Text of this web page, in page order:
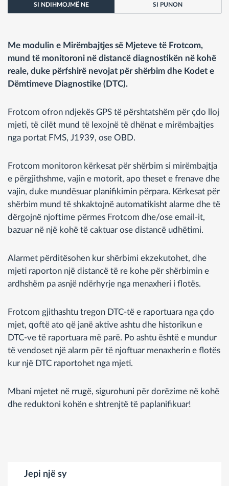
SI NDIHMOJMË NE SI PUNON
Me modulin e Mirëmbajtjes së Mjeteve të Frotcom,
mund të monitoroni në distancë diagnostikën në kohë
reale, duke përfshirë nevojat për shërbim dhe Kodet e
Dëmtimeve Diagnostike (DTC).
Frotcom ofron ndjekës GPS të përshtatshëm për çdo lloj
mjeti, të cilët mund të lexojnë të dhënat e mirëmbajtjes
nga portat FMS, J1939, ose OBD.
Frotcom monitoron kërkesat për shërbim si mirëmbajtja
e përgjithshme, vajin e motorit, apo theset e frenave dhe
vajin, duke mundësuar planifikimin përpara. Kërkesat për
shërbim mund të shkaktojnë automatikisht alarme dhe të
dërgojnë njoftime përmes Frotcom dhe/ose email-it,
bazuar në një kohë të caktuar ose distancë udhëtimi.
Alarmet përditësohen kur shërbimi ekzekutohet, dhe
mjeti raporton një distancë të re kohe për shërbimin e
ardhshëm pa asnjë ndërhyrje nga menaxheri i flotës.
Frotcom gjithashtu tregon DTC-të e raportuara nga çdo
mjet, qoftë ato që janë aktive ashtu dhe historikun e
DTC-ve të raportuara më parë. Po ashtu është e mundur
të vendoset një alarm për të njoftuar menaxherin e flotës
kur një DTC raportohet nga mjeti.
Mbani mjetet në rrugë, sigurohuni për dorëzime në kohë
dhe reduktoni kohën e shtrenjtë të paplanifikuar!
Jepi një sy